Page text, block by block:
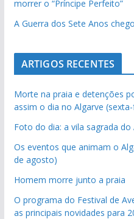
morrer o “Príncipe Perfeito”
A Guerra dos Sete Anos
ARTIGOS RECENTES
Morte na praia e detenções
assim o dia no Algarve
Foto do dia: a vila sagrada do
Os eventos que animam o
de agosto)
Homem morre junto a praia
O programa do Festival de
as principais novidades para